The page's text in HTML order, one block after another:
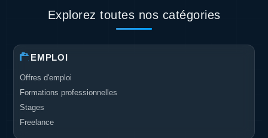
Explorez toutes nos catégories
EMPLOI
Offres d'emploi
Formations professionnelles
Stages
Freelance